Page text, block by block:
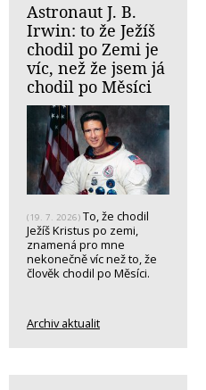
Astronaut J. B.
Irwin: to že Ježíš
chodil po Zemi je
víc, než že jsem já
chodil po Měsíci
(19. 7. 2026) To, že chodil
Ježíš Kristus po zemi,
znamená pro mne
nekonečně víc než to, že
člověk chodil po Měsíci.
Archiv aktualit